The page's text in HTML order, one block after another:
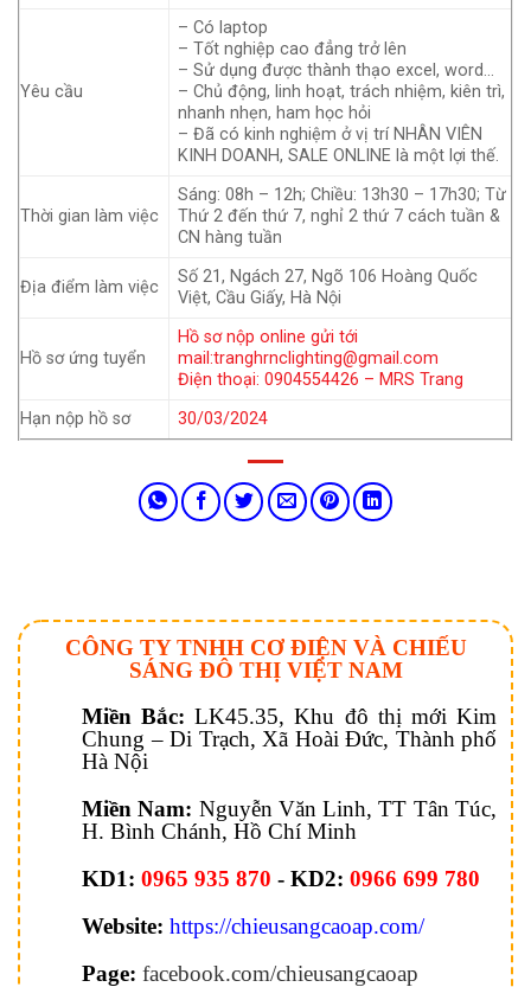
Yêu cầu
– Có laptop
– Tốt nghiệp cao đẳng trở lên
– Sử dụng được thành thạo excel, word…
– Chủ động, linh hoạt, trách nhiệm, kiên trì,
nhanh nhẹn, ham học hỏi
– Đã có kinh nghiệm ở vị trí NHÂN VIÊN
KINH DOANH, SALE ONLINE là một lợi thế.
Thời gian làm việc
Sáng: 08h – 12h; Chiều: 13h30 – 17h30; Từ
Thứ 2 đến thứ 7, nghỉ 2 thứ 7 cách tuần &
CN hàng tuần
Địa điểm làm việc
Số 21, Ngách 27, Ngõ 106 Hoàng Quốc
Việt, Cầu Giấy, Hà Nội
Hồ sơ ứng tuyển
Hồ sơ nộp online gửi tới
mail:tranghrnclighting@gmail.com
Điện thoại: 0904554426 – MRS Trang
Hạn nộp hồ sơ
30/03/2024
CÔNG TY TNHH CƠ ĐIỆN VÀ CHIẾU
SÁNG ĐÔ THỊ VIỆT NAM
Miền Bắc: LK45.35, Khu đô thị mới Kim
Chung – Di Trạch, Xã Hoài Đức, Thành phố
Hà Nội
Miền Nam: Nguyễn Văn Linh, TT Tân Túc,
H. Bình Chánh, Hồ Chí Minh
KD1: 0965 935 870 - KD2: 0966 699 780
Website: https://chieusangcaoap.com/
Page: facebook.com/chieusangcaoap